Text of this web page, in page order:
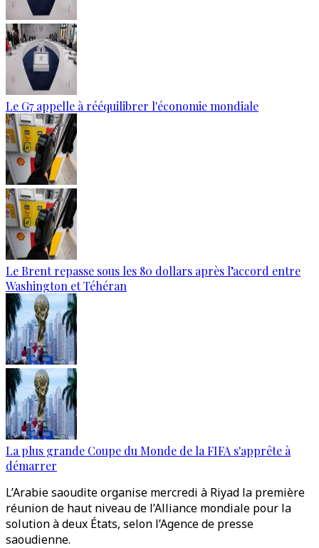
Le G7 appelle à rééquilibrer l'économie mondiale
Le Brent repasse sous les 80 dollars après l’accord entre
Washington et Téhéran
La plus grande Coupe du Monde de la FIFA s'apprête à
démarrer
L’Arabie saoudite organise mercredi à Riyad la première
réunion de haut niveau de l’Alliance mondiale pour la
solution à deux États, selon l’Agence de presse
saoudienne.